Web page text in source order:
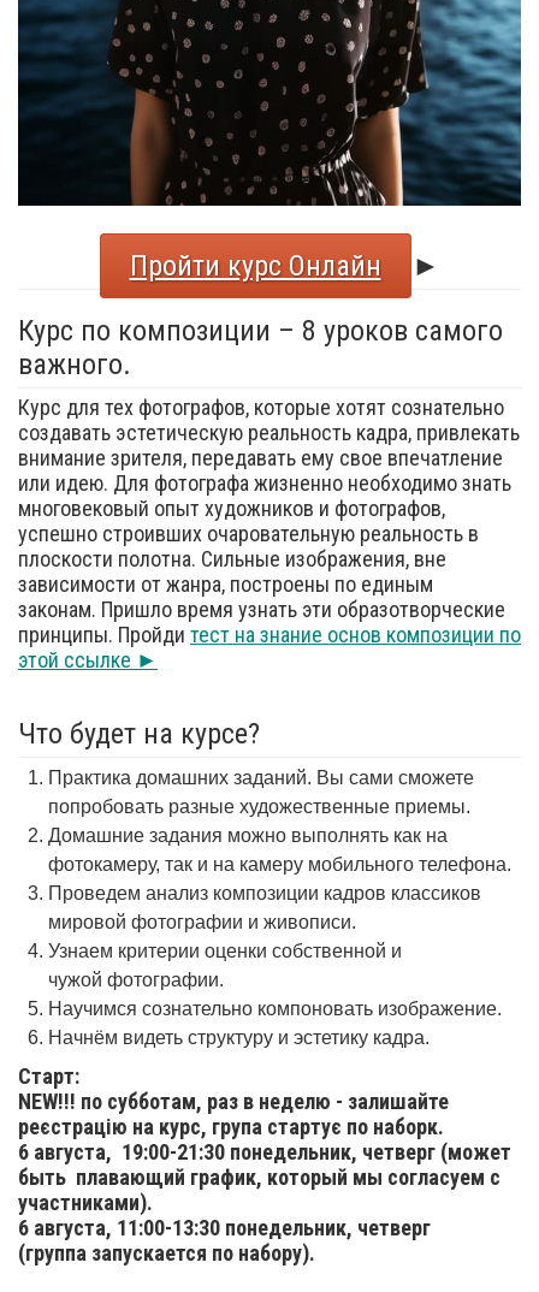
Пройти курс Онлайн
►
Курс по композиции – 8 уроков самого
важного.
Курс для тех фотографов, которые хотят сознательно
создавать эстетическую реальность кадра, привлекать
внимание зрителя, передавать ему свое впечатление
или идею. Для фотографа жизненно необходимо знать
многовековый опыт художников и фотографов,
успешно строивших очаровательную реальность в
плоскости полотна. Сильные изображения, вне
зависимости от жанра, построены по единым
законам. Пришло время узнать эти образотворческие
принципы. Пройди тест на знание основ композиции по
этой ссылке ►
Что будет на курсе?
Практика домашних заданий. Вы сами сможете
попробовать разные художественные приемы.
Домашние задания можно выполнять как на
фотокамеру, так и на камеру мобильного телефона.
Проведем анализ композиции кадров классиков
мировой фотографии и живописи.
Узнаем критерии оценки собственной и
чужой фотографии.
Научимся сознательно компоновать изображение.
Начнём видеть структуру и эстетику кадра.
Старт:
NEW!!! по субботам, раз в неделю - залишайте
реєстрацію на курс, група стартує по наборк.
6 августа, 19:00-21:30 понедельник, четверг (может
быть плавающий график, который мы согласуем с
участниками).
6 августа, 11:00-13:30 понедельник, четверг
(группа запускается по набору).